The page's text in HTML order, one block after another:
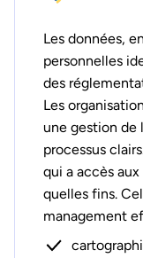
Les données,
personnelles
des
Les
une gestion de
processus
qui a accès
quelles fins.
management